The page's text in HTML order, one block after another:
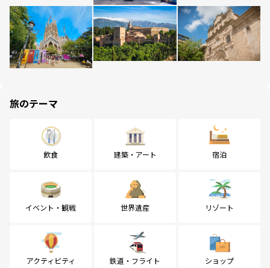
旅のテーマ
飲食 建築・アート 宿泊
イベント・観戦 世界遺産 リゾート
アクティビティ 鉄道・フライト ショップ